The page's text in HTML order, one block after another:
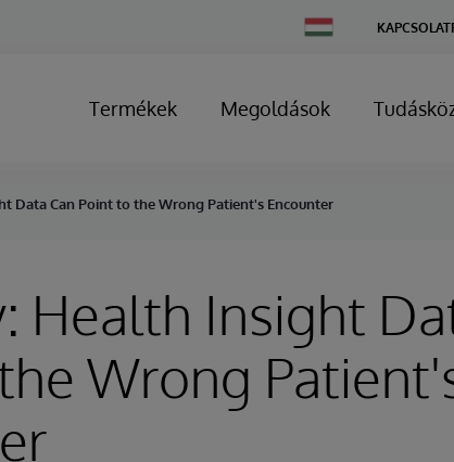
Change
Country
Termékek Megoldások
Data Can Point to the Wrong Patient's Encounter
Health Insight
Wrong